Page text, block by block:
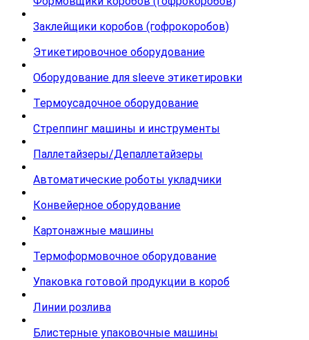
Заклейщики коробов (гофрокоробов)
Этикетировочное оборудование
Оборудование для sleeve этикетировки
Термоусадочное оборудование
Стреппинг машины и инструменты
Паллетайзеры/Депаллетайзеры
Автоматические роботы укладчики
Конвейерное оборудование
Картонажные машины
Термоформовочное оборудование
Упаковка готовой продукции в короб
Линии розлива
Блистерные упаковочные машины